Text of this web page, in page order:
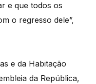
e que todos os
o regresso dele”,
e da Habitação
da República,